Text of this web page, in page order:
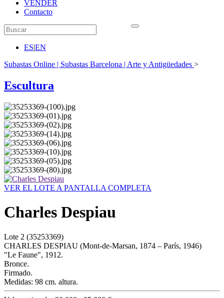
VENDER
Contacto
ES|EN
Subastas Online | Subastas Barcelona | Arte y Antigüedades >
Escultura
VER EL LOTE A PANTALLA COMPLETA
Charles Despiau
Lote 2 (35253369)
CHARLES DESPIAU (Mont-de-Marsan, 1874 – París, 1946)
"Le Faune", 1912.
Bronce.
Firmado.
Medidas: 98 cm. altura.